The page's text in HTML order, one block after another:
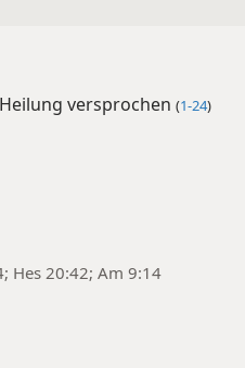
versprochen (1-24)
Hes 20:42; Am 9:14